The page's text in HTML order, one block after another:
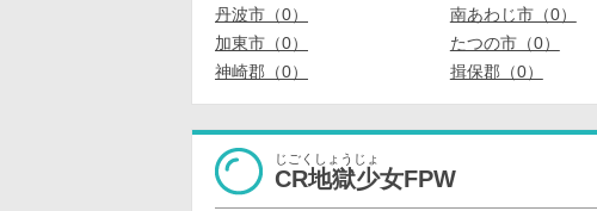
丹波市（0）
南あわじ市（0）
加東市（0）
たつの市（0）
神崎郡（0）
揖保郡（0）
じごくしょうじょ
CR地獄少女FPW